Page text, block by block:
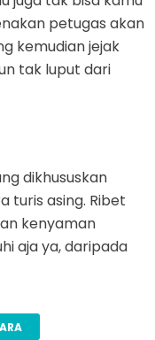
petugas akan
kemudian jejak
tak luput dari
dikhususkan
turis asing. Ribet
kenyaman
aja ya, daripada